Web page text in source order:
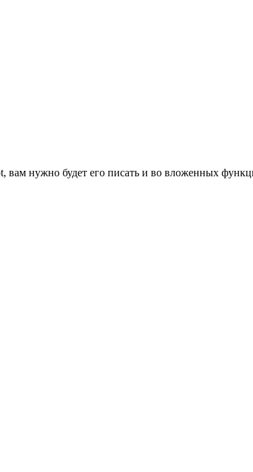
нужно будет его писать и во вложенных